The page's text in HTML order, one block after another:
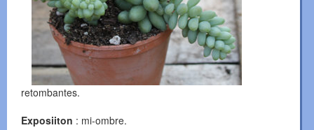
retombantes.
Exposiiton : mi-ombre.